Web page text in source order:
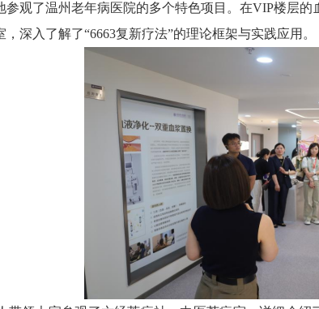
参观了温州老年病医院的多个特色项目。在VIP楼层
深入了解了“6663复新疗法”的理论框架与实践应用。